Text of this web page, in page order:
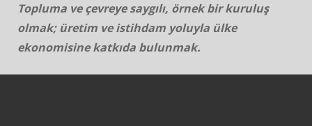
Topluma ve çevreye saygılı, örnek bir kuruluş
olmak; üretim ve istihdam yoluyla ülke
ekonomisine katkıda bulunmak.